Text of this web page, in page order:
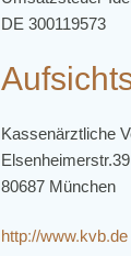
DE 300119573
Kassenärztliche
Elsenheimerstr.39
80687 München
http://www.kvb.de